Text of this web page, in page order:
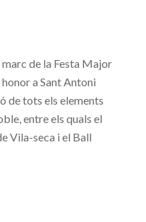
de la Festa Major
a Sant Antoni
de tots els elements
entre els quals el
Vila-seca i el Ball